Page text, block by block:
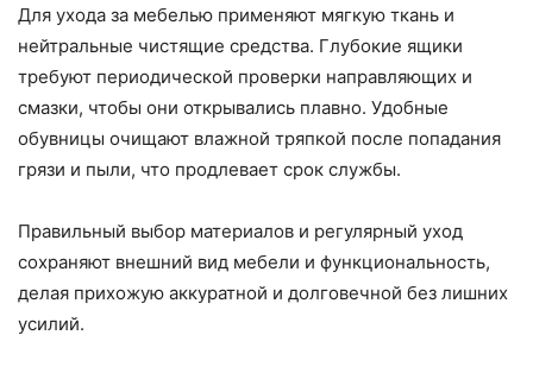
Для ухода за мебелью применяют мягкую ткань и
нейтральные чистящие средства. Глубокие ящики
требуют периодической проверки направляющих и
смазки, чтобы они открывались плавно. Удобные
обувницы очищают влажной тряпкой после попадания
грязи и пыли, что продлевает срок службы.
Правильный выбор материалов и регулярный уход
сохраняют внешний вид мебели и функциональность,
делая прихожую аккуратной и долговечной без лишних
усилий.